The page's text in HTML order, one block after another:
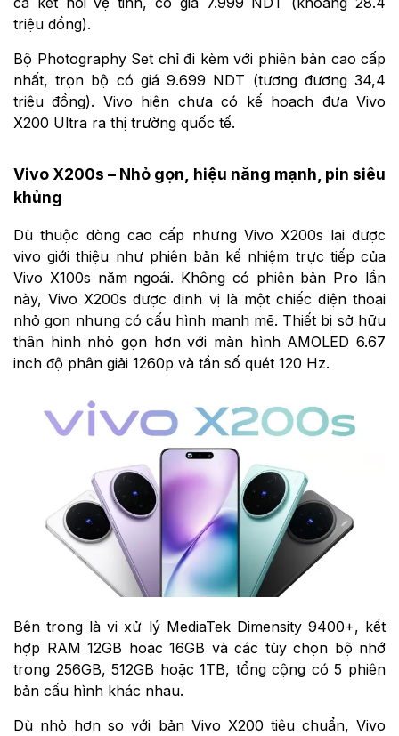
triệu đồng).
Bộ Photography Set chỉ đi kèm với phiên bản cao cấp
nhất, trọn bộ có giá 9.699 NDT (tương đương 34,4
triệu đồng). Vivo hiện chưa có kế hoạch đưa Vivo
X200 Ultra ra thị trường quốc tế.
Vivo X200s – Nhỏ gọn, hiệu năng mạnh, pin siêu
khủng
Dù thuộc dòng cao cấp nhưng Vivo X200s lại được
vivo giới thiệu như phiên bản kế nhiệm trực tiếp của
Vivo X100s năm ngoái. Không có phiên bản Pro lần
này, Vivo X200s được định vị là một chiếc điện thoại
nhỏ gọn nhưng có cấu hình mạnh mẽ. Thiết bị sở hữu
thân hình nhỏ gọn hơn với màn hình AMOLED 6.67
inch độ phân giải 1260p và tần số quét 120 Hz.
Bên trong là vi xử lý MediaTek Dimensity 9400+, kết
hợp RAM 12GB hoặc 16GB và các tùy chọn bộ nhớ
trong 256GB, 512GB hoặc 1TB, tổng cộng có 5 phiên
bản cấu hình khác nhau.
Dù nhỏ hơn so với bản Vivo X200 tiêu chuẩn, Vivo